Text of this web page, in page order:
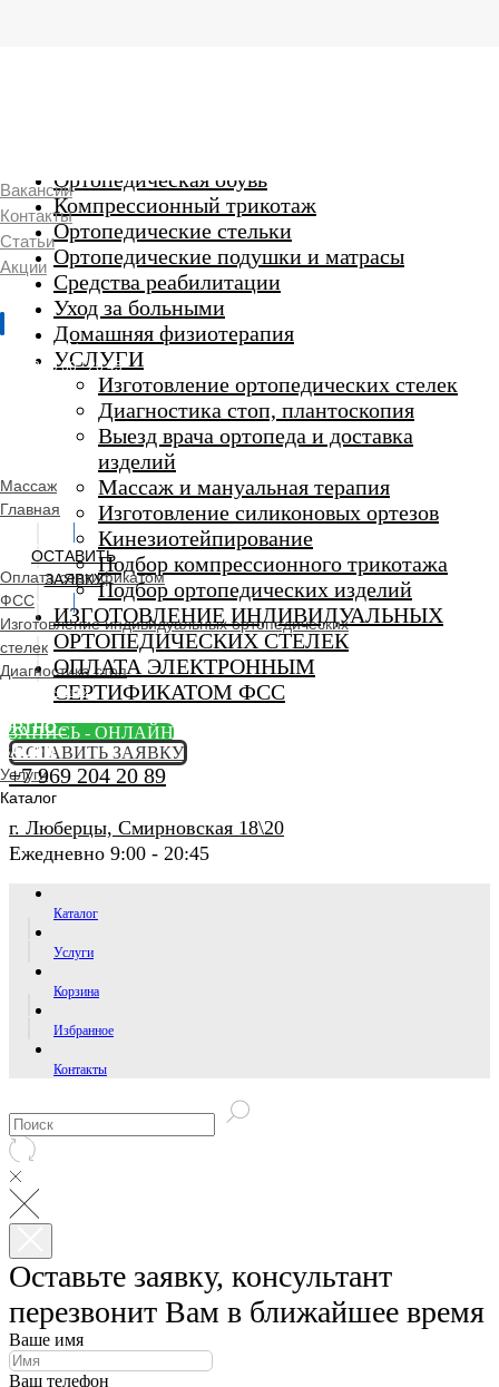
г. Люберцы
Пн-Вс 9:00 - 20:45
салон
Ортопедическая обувь
Компрессионный трикотаж
Ортопедические стельки
Ортопедические подушки и матрасы
Средства реабилитации
Уход за больными
Домашняя физиотерапия
УСЛУГИ
Изготовление ортопедических стелек
Диагностика стоп, плантоскопия
Выезд врача ортопеда и доставка
изделий
Массаж и мануальная терапия
Изготовление силиконовых ортезов
Кинезиотейпирование
Подбор компрессионного трикотажа
Подбор ортопедических изделий
ИЗГОТОВЛЕНИЕ ИНДИВИДУАЛЬНЫХ
ОРТОПЕДИЧЕСКИХ СТЕЛЕК
ОПЛАТА ЭЛЕКТРОННЫМ
СЕРТИФИКАТОМ ФСС
ЗАПИСЬ - ОНЛАЙН
ОСТАВИТЬ ЗАЯВКУ
+7 969 204 20 89
г. Люберцы, Смирновская 18\20
Ежедневно 9:00 - 20:45
Каталог
Услуги
Корзина
Избранное
Контакты
Оставьте заявку, консультант
перезвонит Вам в ближайшее время
Ваше имя
Ваш телефон
Вакансии
Контакты
Статьи
Акции
Массаж
Главная
ОСТАВИТЬ
ЗАЯВКУ
Оплата сертификатом
ФСС
Изготовление индивидуальных ортопедических
стелек
Диагностика стоп
Ортопедический
ORTHO -
SALON
Услуги
Каталог